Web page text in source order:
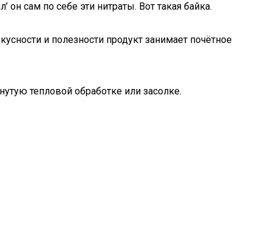
он сам по себе эти нитраты. Вот такая байка.
и полезности продукт занимает почётное
тепловой обработке или засолке.